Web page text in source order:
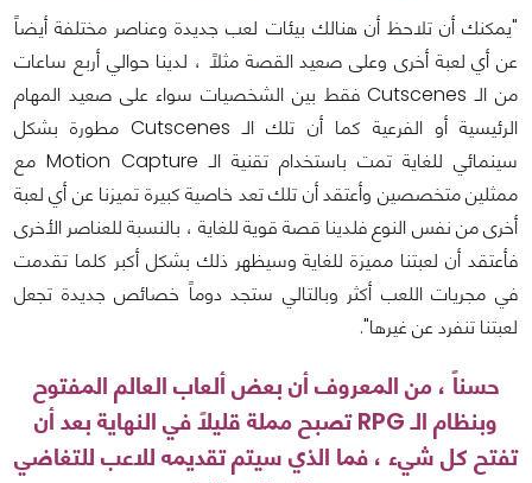
"يمكنك أن تلاحظ أن هنالك بيئات لعب جديدة وعناصر مختلفة أيضاً
عن أي لعبة أخرى وعلى صعيد القصة مثلاً ، لدينا حوالي أربع ساعات
من الـ Cutscenes فقط بين الشخصيات سواء على صعيد المهام
الرئيسية أو الفرعية كما أن تلك الـ Cutscenes مطورة بشكل
سينمائي للغاية تمت باستخدام تقنية الـ Motion Capture مع
ممثلين متخصصين وأعتقد أن تلك تعد خاصية كبيرة تميزنا عن أي لعبة
أخرى من نفس النوع فلدينا قصة قوية للغاية ، بالنسبة للعناصر الأخرى
فأعتقد أن لعبتنا مميزة للغاية وسيظهر ذلك بشكل أكبر كلما تقدمت
في مجريات اللعب أكثر وبالتالي ستجد دوماً خصائص جديدة تجعل
لعبتنا تنفرد عن غيرها".
حسناً ، من المعروف أن بعض ألعاب العالم المفتوح
وبنظام الـ RPG تصبح مملة قليلاً في النهاية بعد أن
تفتح كل شيء ، فما الذي سيتم تقديمه للاعب للتغاضي